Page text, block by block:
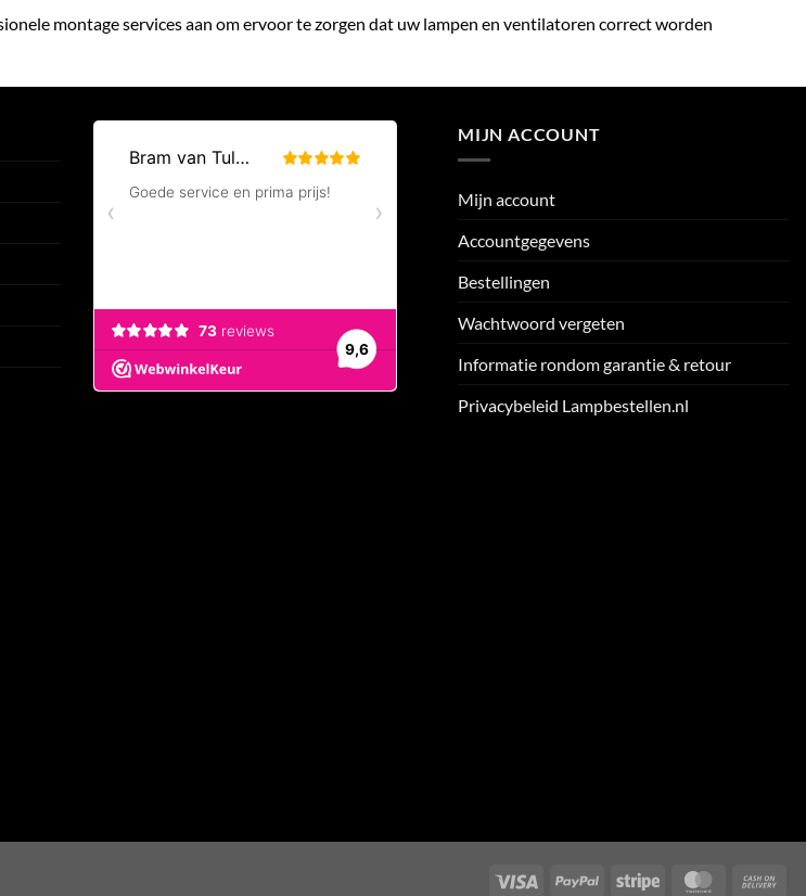
montage services aan om ervoor te zorgen dat uw lampen en ventilatoren correct worden
MIJN ACCOUNT
Mijn account
Accountgegevens
Bestellingen
Wachtwoord vergeten
Informatie rondom garantie & retour
Privacybeleid Lampbestellen.nl
Visa PayPal Stripe MasterCard